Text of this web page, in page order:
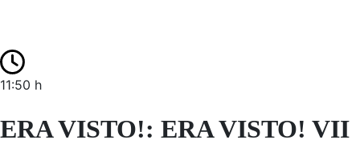
11:50 h
ERA VISTO!: ERA VISTO! VII